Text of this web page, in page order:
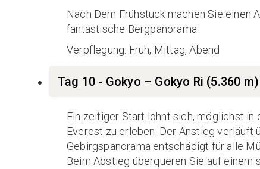
Nach Dem Frühstuck machen Sie einen
fantastische Bergpanorama.
Verpflegung: Früh, Mittag, Abend
Tag 10 - Gokyo – Gokyo Ri (5.360
Ein zeitiger Start lohnt sich, möglichst in
Everest zu erleben. Der Anstieg verläuft
Gebirgspanorama entschädigt für alle
Beim Abstieg überqueren Sie auf